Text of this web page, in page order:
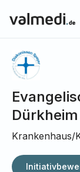
Dürkheim
Krankenhaus/